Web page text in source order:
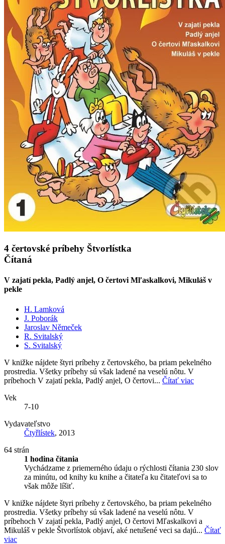
4 čertovské príbehy Štvorlístka
Čítaná
V zajatí pekla, Padlý anjel, O čertovi Mľaskalkovi, Mikuláš v
pekle
H. Lamková
J. Poborák
Jaroslav Němeček
R. Svitalský
S. Svitalský
V knižke nájdete štyri príbehy z čertovského, ba priam pekelného
prostredia. Všetky príbehy sú však ladené na veselú nôtu. V
príbehoch V zajatí pekla, Padlý anjel, O čertovi... Čítať viac
Vek
7-10
Vydavateľstvo
Čtyřlístek, 2013
64 strán
1 hodina čítania
Vychádzame z priemerného údaju o rýchlosti čítania 230 slov
za minútu, od knihy ku knihe a čitateľa ku čitateľovi sa to
však môže líšiť.
V knižke nájdete štyri príbehy z čertovského, ba priam pekelného
prostredia. Všetky príbehy sú však ladené na veselú nôtu. V
príbehoch V zajatí pekla, Padlý anjel, O čertovi Mľaskalkovi a
Mikuláš v pekle Štvorlístok objaví, aké netušené veci sa dajú... Čítať
viac